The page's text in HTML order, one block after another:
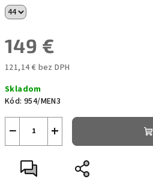
149 €
121,14 € bez DPH
cena:
Skladom
Kód: 954/MEN3
+
−